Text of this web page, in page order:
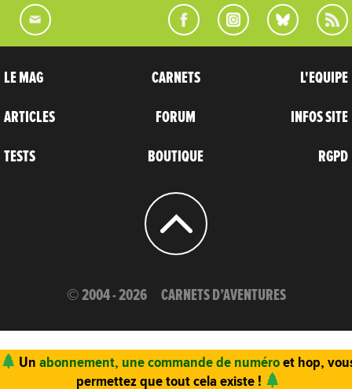
LE MAG
ARTICLES
TESTS
CARNETS
FORUM
BOUTIQUE
L'EQUIPE
INFOS SITE
RGPD
© 2004 - 2026 CARNETS D’AVENTURES
Un abonnement, une commande de numéroet hop,
permettez que tout cela existe !